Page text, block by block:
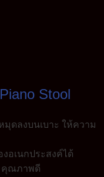
Stool
มุดลงบนเบาะ ให้ความ
งอเนกประสงค์ได้
คุณภาพดี